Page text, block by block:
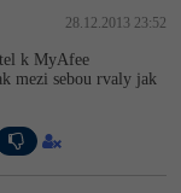
28.12.2013 23:52
k MyAfee
mezi sebou rvaly jak